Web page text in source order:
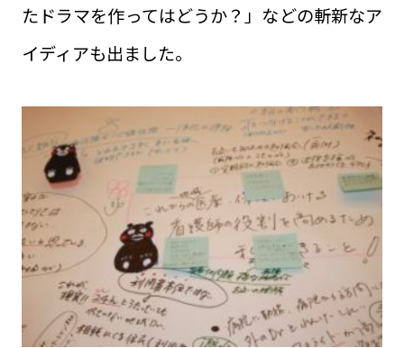
たドラマを作ってはどうか？」などの斬新なア
イディアも出ました。